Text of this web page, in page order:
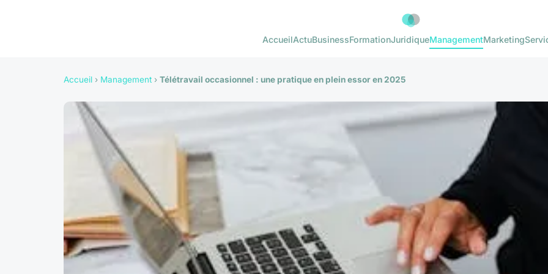
AccueilActuBusinessFormationJuridiqueManagementMarketing
Accueil › Management › Télétravail occasionnel : une pratique en plein essor en 2025